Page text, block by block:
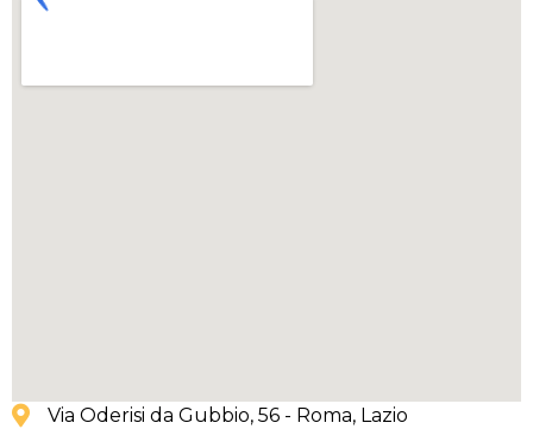
Via Oderisi da Gubbio, 56 - Roma, Lazio